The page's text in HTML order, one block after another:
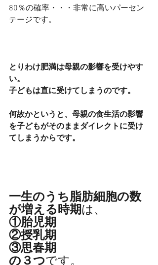
80％の確率・・・非常に高いパーセン
テージです。
とりわけ肥満は母親の影響を受けやす
い。
子どもは直に受けてしまうのです。
何故かというと、母親の食生活の影響
を子どもがそのままダイレクトに受け
てしまうからです。
一生のうち脂肪細胞の数
が増える時期は、
①胎児期
②授乳期
③思春期
の３つです。